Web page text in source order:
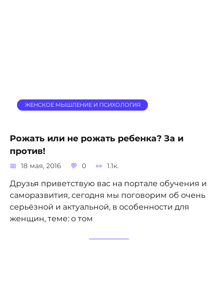
ЖЕНСКОЕ МЫШЛЕНИЕ И ПСИХОЛОГИЯ
Рожать или не рожать ребенка? За и
против!
18 мая, 2016 0 1.1к.
Друзья приветствую вас на портале обучения и
саморазвития, сегодня мы поговорим об очень
серьёзной и актуальной, в особенности для
женщин, теме: о том